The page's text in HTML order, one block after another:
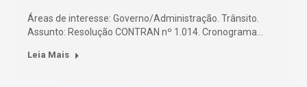
Áreas de interesse: Governo/Administração. Trânsito.
Assunto: Resolução CONTRAN nº 1.014. Cronograma…
Leia Mais